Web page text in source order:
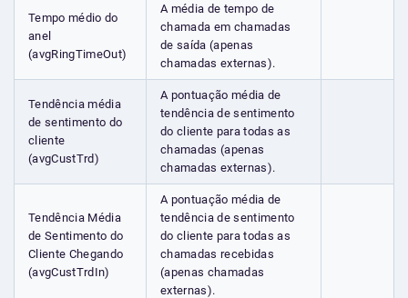
Tempo médio do
anel
(avgRingTimeOut)
A média de tempo de
chamada em chamadas
de saída (apenas
chamadas externas).
Tendência média
de sentimento do
cliente
(avgCustTrd)
A pontuação média de
tendência de sentimento
do cliente para todas as
chamadas (apenas
chamadas externas).
Tendência Média
de Sentimento do
Cliente Chegando
(avgCustTrdIn)
A pontuação média de
tendência de sentimento
do cliente para todas as
chamadas recebidas
(apenas chamadas
externas).